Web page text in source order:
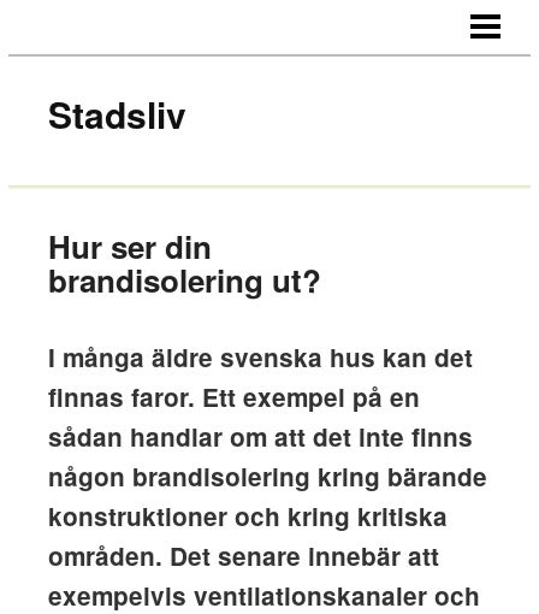
KONTAKT
Stadsliv
Hur ser din
brandisolering ut?
I många äldre svenska hus kan det
finnas faror. Ett exempel på en
sådan handlar om att det inte finns
någon brandisolering kring bärande
konstruktioner och kring kritiska
områden. Det senare innebär att
exempelvis ventilationskanaler och